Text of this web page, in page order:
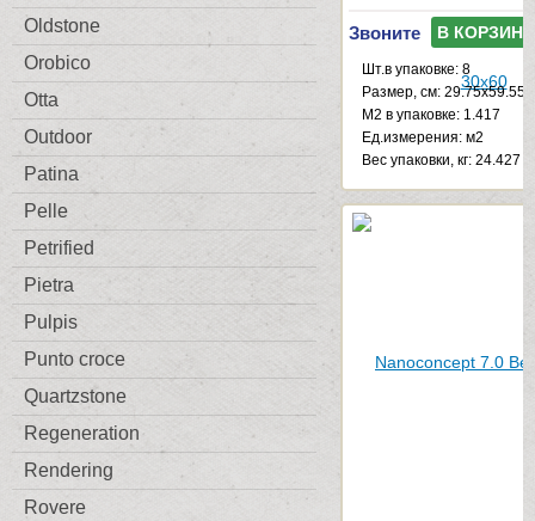
Oldstone
Orobico
Otta
Outdoor
Patina
Pelle
Petrified
Pietra
Pulpis
Punto croce
Quartzstone
Regeneration
Rendering
Rovere
Звоните В КОРЗИНУ
Шт.в упаковке: 8
Размер, см: 29.75x59.55
М2 в упаковке: 1.417
Ед.измерения: м2
Веc упаковки, кг: 24.427